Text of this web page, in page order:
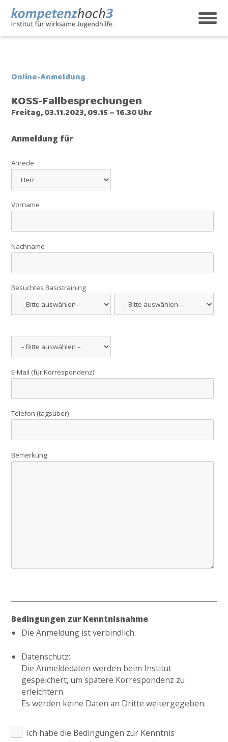
content
kompetenzhoch3
Institut für wirksame Jugendhilfe
Online-Anmeldung
KOSS-Fallbesprechungen
Freitag, 03.11.2023, 09.15 – 16.30 Uhr
Anmeldung für
Anrede
Vorname
Nachname
Besuchtes Basistraining
E-Mail (für Korrespondenz)
Telefon (tagsüber)
Bemerkung
Bedingungen zur Kenntnisnahme
Die Anmeldung ist verbindlich.
Datenschutz:
Die Anmeldedaten werden beim Institut
gespeichert, um spätere Korrespondenz zu
erleichtern.
Es werden keine Daten an Dritte weitergegeben.
Ich habe die Bedingungen zur Kenntnis